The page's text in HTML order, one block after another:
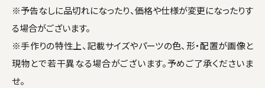
※予告なしに品切れになったり、価格や仕様が変更になったりす
る場合がございます。
※手作りの特性上、記載サイズやパーツの色、形・配置が画像と
現物とで若干異なる場合がございます。予めご了承くださいま
せ。